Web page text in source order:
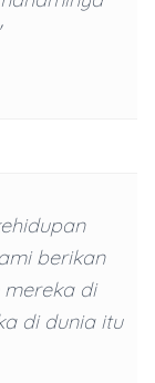
berikan
di
di dunia itu